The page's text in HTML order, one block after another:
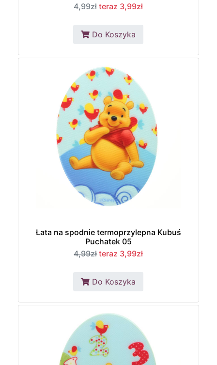
4,99zł teraz 3,99zł
Do Koszyka
Łata na spodnie termoprzylepna Kubuś
Puchatek 05
4,99zł teraz 3,99zł
Do Koszyka